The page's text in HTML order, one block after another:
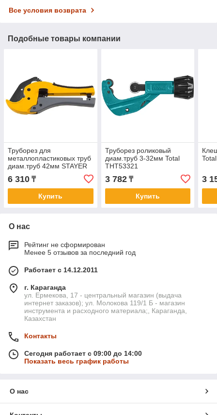
Все условия возврата
Подобные товары компании
Труборез для
металлопластиковых труб
диам.труб 42мм STAYER
PROFI 23375-42
6 310 ₸
Купить
Труборез роликовый
диам.труб 3-32мм Total
THT53321
3 782₸
Купить
3
О нас
Рейтинг не сформирован
Менее 5 отзывов за последний год
Работает с 14.12.2011
г. Караганда
ул. Ермекова, 17 - центральный магазин (выдача
интернет заказов); ул. Молокова 119/1 Б - магазин
инструмента и расходного материала;, Караганда,
Казахстан
Контакты
Сегодня работает с 09:00 до 14:00
Показать весь график работы
О нас